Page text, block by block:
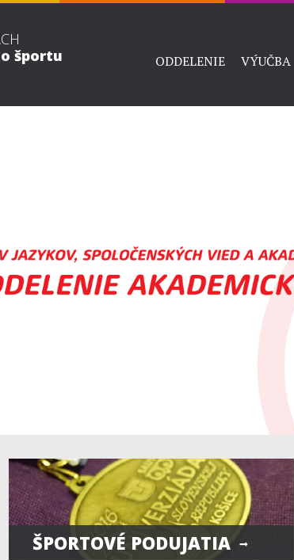
športu
ODDELENIE VÝUČBA
ŠPORTOVÉ PODUJATIA